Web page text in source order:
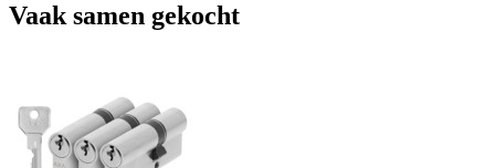
Vaak samen gekocht